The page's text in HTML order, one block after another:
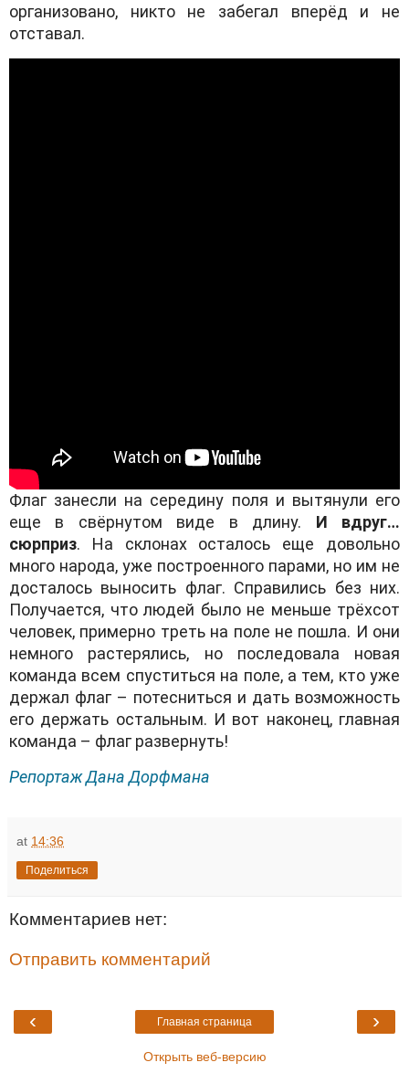
организовано, никто не забегал вперёд и не
отставал.
Флаг занесли на середину поля и вытянули его
еще в свёрнутом виде в длину. И вдруг…
сюрприз. На склонах осталось еще довольно
много народа, уже построенного парами, но им не
досталось выносить флаг. Справились без них.
Получается, что людей было не меньше трёхсот
человек, примерно треть на поле не пошла. И они
немного растерялись, но последовала новая
команда всем спуститься на поле, а тем, кто уже
держал флаг – потесниться и дать возможность
его держать остальным. И вот наконец, главная
команда – флаг развернуть!
Репортаж Дана Дорфмана
at 14:36
Поделиться
Комментариев нет:
Отправить комментарий
‹ ›
Главная страница
Открыть веб-версию